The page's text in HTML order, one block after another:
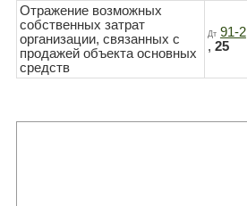
Отражение возможных
собственных затрат
организации, связанных с
продажей объекта основных
средств
Дт 91-2
, 25